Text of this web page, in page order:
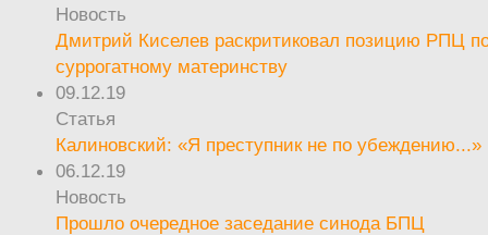
Новость
Дмитрий Киселев раскритиковал позицию РПЦ
суррогатному материнству
09.12.19
Статья
Калиновский: «Я преступник не по убеждению...»
06.12.19
Новость
Прошло очередное заседание синода БПЦ